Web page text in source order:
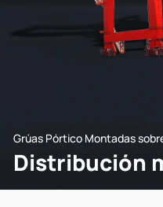
Grúas Pórtico Montadas
Distribución